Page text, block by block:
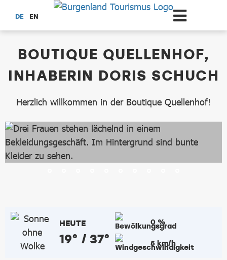
Zum Hauptinhalt springen
DE EN
BOUTIQUE QUELLENHOF,
INHABERIN DORIS SCHUCH
Herzlich willkommen in der Boutique Quellenhof!
HEUTE
19° / 37°
0 %
5 km/h